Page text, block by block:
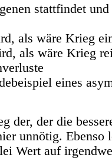
stattfindet
als wäre Krieg
als wäre Krieg
eines
der, der die
unnötig. Ebenso
Wert auf